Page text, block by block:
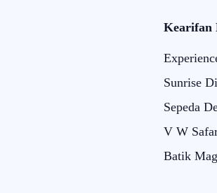
Kearifan
Sunrise
Sepeda
V W
Batik